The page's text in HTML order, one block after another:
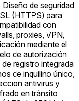
Diseño de seguridad
(HTTPS) para
con
proxies, VPN,
mediante el
de autorización
registro integrada
de inquilino único,
antivirus y
en tránsito